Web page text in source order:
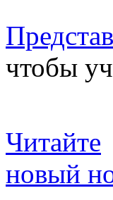
чтобы
Читайте
новый